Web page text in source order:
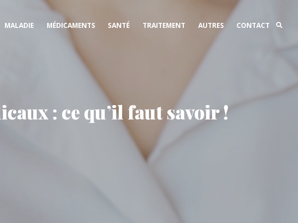
MALADIE MÉDICAMENTS SANTÉ TRAITEMENT AUTRES CONTACT
: ce qu’il faut savoir !